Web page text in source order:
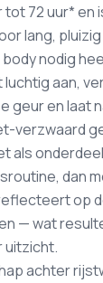
72 uur* en
lang,
nodig
aan,
geur en laat
verzwaard
als
dan
op
— wat
uitzicht.
achter